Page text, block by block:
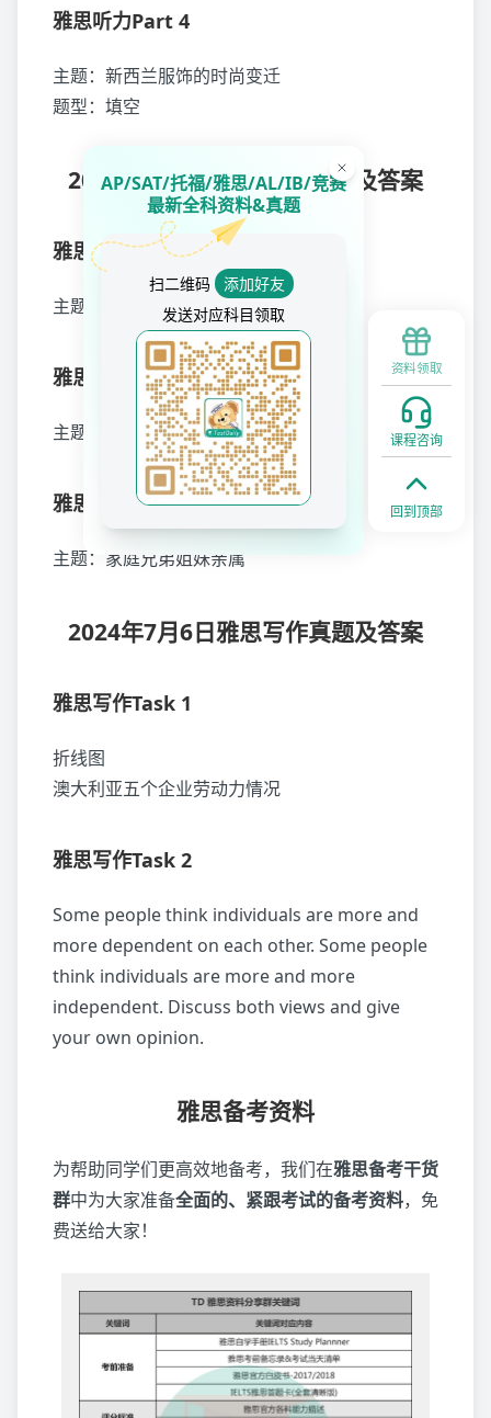
雅思听力Part 4
主题：新西兰服饰的时尚变迁
题型：填空
2024年7月6日雅思阅读真题及答案
雅思阅读Passage 1
主题：动物思想
雅思阅读Passage 2
主题：北极狐
雅思阅读Passage 3
主题：家庭兄弟姐妹亲属
2024年7月6日雅思写作真题及答案
雅思写作Task 1
折线图
澳大利亚五个企业劳动力情况
雅思写作Task 2
Some people think individuals are more and
more dependent on each other. Some people
think individuals are more and more
independent. Discuss both views and give
your own opinion.
雅思备考资料
为帮助同学们更高效地备考，我们在雅思备考干货
群中为大家准备全面的、紧跟考试的备考资料，免
费送给大家！
资料领取
课程咨询
回到顶部
AP/SAT/托福/雅思/AL/IB/竞赛
最新全科资料&真题
扫二维码
添加好友
发送对应科目领取